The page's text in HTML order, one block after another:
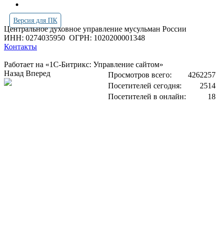
Версия для ПК
Центральное духовное управление мусульман России
ИНН: 0274035950 ОГРН: 1020200001348
Контакты
Работает на «1С-Битрикс: Управление сайтом»
Просмотров всего:
4262257
Посетителей сегодня:
2514
Посетителей в онлайн:
18
Назад Вперед